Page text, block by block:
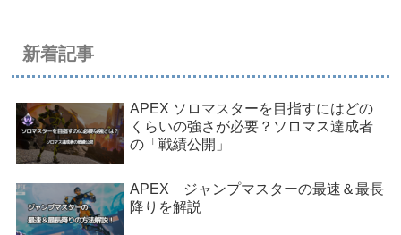
新着記事
APEX ソロマスターを目指すにはどの
くらいの強さが必要？ソロマス達成者
の「戦績公開」
APEX ジャンプマスターの最速＆最長
降りを解説